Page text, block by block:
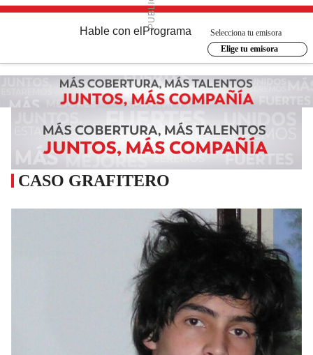
Hable con el Programa
Selecciona tu emisora
Elige tu emisora
CASO GRAFITERO